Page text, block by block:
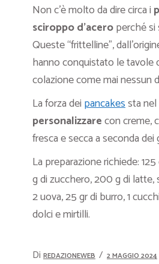
Non c’è molto da dire circa i
sciroppo d’aceroperché
Queste “frittelline”,
hanno conquistato le tavole
colazione come mai nessun
La forza dei pancakessta
personalizzarecon creme,
fresca e secca a seconda dei
La preparazione richiede:
g di zucchero, 200 g di latte,
2 uova, 25 gr di burro, 1
dolci e mirtilli.
Di REDAZIONEWEB 2 MAGGIO 2024